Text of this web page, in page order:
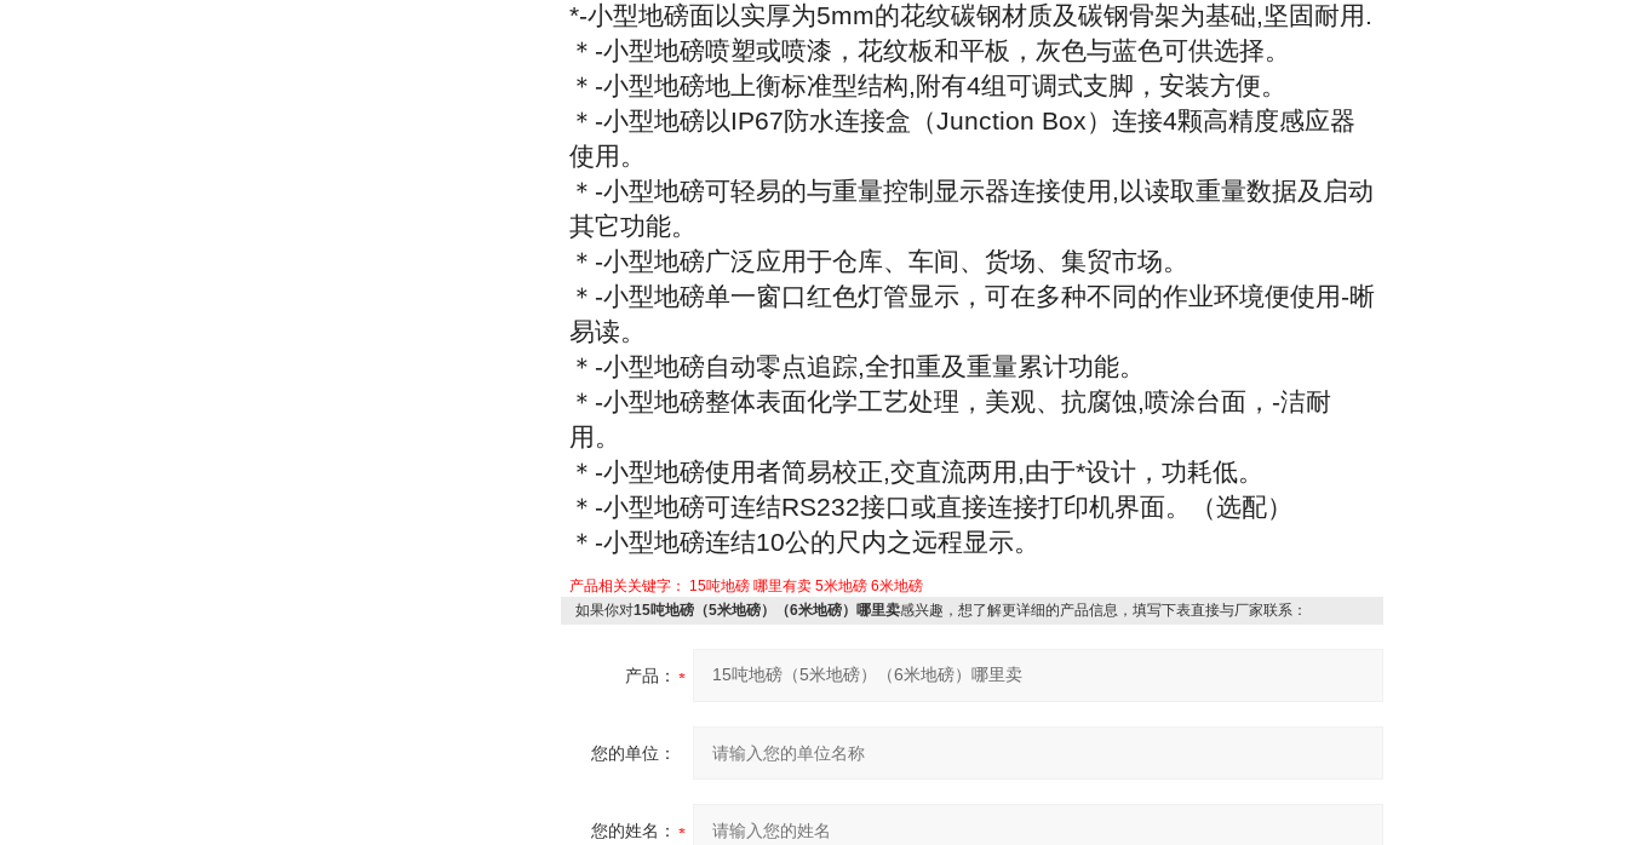
*-小型地磅面以实厚为5mm的花纹碳钢材质及碳钢骨架为基础,坚固耐用 .
＊ -小型地磅喷塑或喷漆，花纹板和平板，灰色与蓝色可供选择。
＊ -小型地磅地上衡标准型结构,附有4组可调式支脚，安装方便。
＊ -小型地磅以IP67防水连接盒（Junction Box）连接4颗高精度感应器
使用。
＊ -小型地磅可轻易的与重量控制显示器连接使用 , 以读取重量数据及启动
其它功能。
＊ -小型地磅广泛应用于仓库、车间、货场、集贸市场。
＊ -小型地磅单一窗口红色灯管显示，可在多种不同的作业环境便使用-晰
易读。
＊ -小型地磅自动零点追踪,全扣重及重量累计功能。
＊ -小型地磅整体表面化学工艺处理，美观、抗腐蚀,喷涂台面， -洁耐
用。
＊ -小型地磅使用者简易校正,交直流两用 ,由于*设计，功耗低。
＊ -小型地磅可连结RS232接口或直接连接打印机界面。（选配）
＊ -小型地磅连结10公的尺内之远程显示。
产品相关关键字： 15吨地磅 哪里有卖 5米地磅 6米地磅
如果你对15吨地磅（5米地磅）（6米地磅）哪里卖感兴趣，想了解更详细的产品信息，填写下表直接与厂家联系：
产品：
您的单位：
您的姓名：